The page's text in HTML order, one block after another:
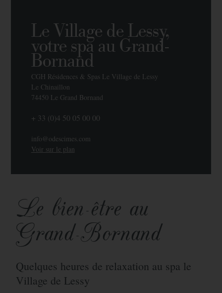
Le Village de Lessy,
votre spa au Grand-
Bornand
CGH Résidences & Spas Le Village de Lessy
Le Chinaillon
74450 Le Grand Bornand
+ 33 (0)4 50 05 00 00
info@odescimes.com
Voir sur le plan
Le bien-être au
Grand-Bornand
Quelques heures de relaxation au spa le
Village de Lessy